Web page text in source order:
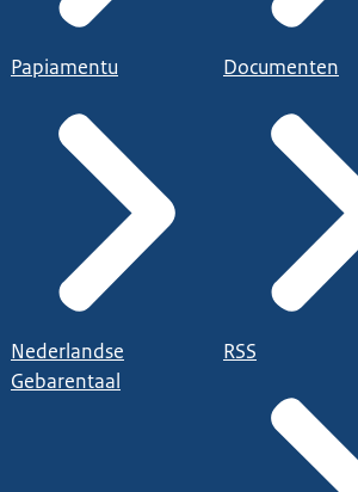
Papiamentu
Nederlandse
Gebarentaal
Documenten
RSS